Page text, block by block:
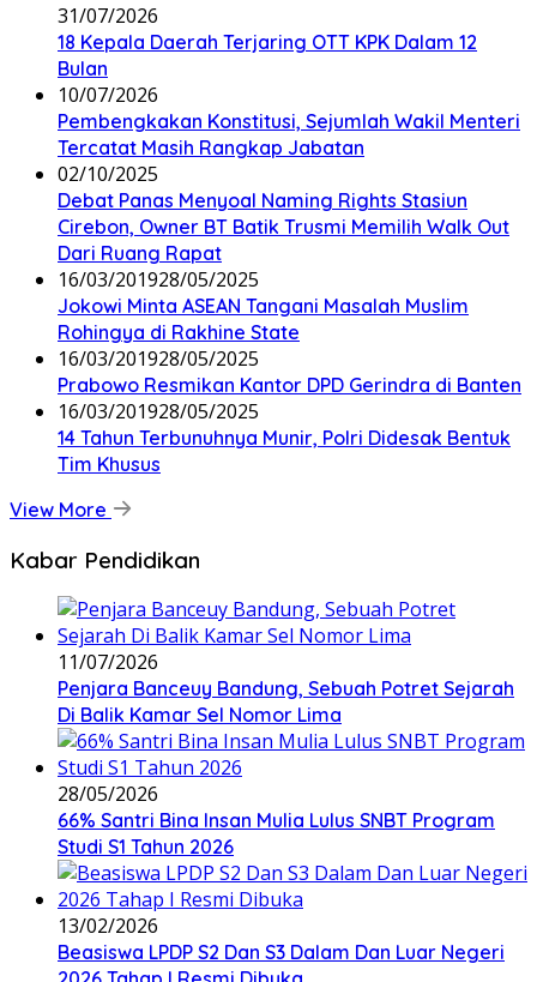
31/07/2026
18 Kepala Daerah Terjaring OTT KPK Dalam 12
Bulan
10/07/2026
Pembengkakan Konstitusi, Sejumlah Wakil Menteri
Tercatat Masih Rangkap Jabatan
02/10/2025
Debat Panas Menyoal Naming Rights Stasiun
Cirebon, Owner BT Batik Trusmi Memilih Walk Out
Dari Ruang Rapat
16/03/201928/05/2025
Jokowi Minta ASEAN Tangani Masalah Muslim
Rohingya di Rakhine State
16/03/201928/05/2025
Prabowo Resmikan Kantor DPD Gerindra di Banten
16/03/201928/05/2025
14 Tahun Terbunuhnya Munir, Polri Didesak Bentuk
Tim Khusus
View More
Kabar Pendidikan
11/07/2026
Penjara Banceuy Bandung, Sebuah Potret Sejarah
Di Balik Kamar Sel Nomor Lima
28/05/2026
66% Santri Bina Insan Mulia Lulus SNBT Program
Studi S1 Tahun 2026
13/02/2026
Beasiswa LPDP S2 Dan S3 Dalam Dan Luar Negeri